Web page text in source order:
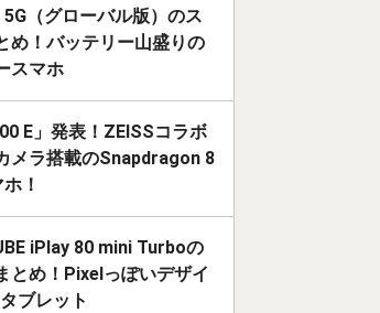
5G（グローバル版）のス
め！バッテリー山盛りの
スマホ
E」発表！ZEISSコラボ
メラ搭載のSnapdragon 8
！
iPlay 80 mini Turboの
とめ！Pixelっぽいデザイ
ブレット